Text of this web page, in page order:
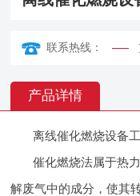
联系热线：
产品详情
离线催化燃烧设备
催化燃烧法属于热
解废气中的成分，使其